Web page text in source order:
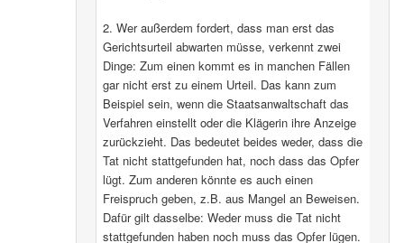
2. Wer außerdem fordert, dass man erst das
Gerichtsurteil abwarten müsse, verkennt zwei
Dinge: Zum einen kommt es in manchen Fällen
gar nicht erst zu einem Urteil. Das kann zum
Beispiel sein, wenn die Staatsanwaltschaft das
Verfahren einstellt oder die Klägerin ihre Anzeige
zurückzieht. Das bedeutet beides weder, dass die
Tat nicht stattgefunden hat, noch dass das Opfer
lügt. Zum anderen könnte es auch einen
Freispruch geben, z.B. aus Mangel an Beweisen.
Dafür gilt dasselbe: Weder muss die Tat nicht
stattgefunden haben noch muss das Opfer lügen.